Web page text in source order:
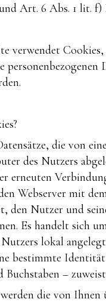
Art. 6 Abs. 1 lit. f)
verwendet
personenbezogenen
die von
des Nutzers
erneuten
Webserver mit
den Nutzer und
Es handelt sich
lokal
bestimmte
Buchstaben –
die von